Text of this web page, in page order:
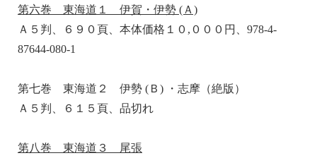
第六巻 東海道１ 伊賀・伊勢 (Ａ)
Ａ５判、６９０頁、本体価格１０,０００円、978-4-
87644-080-1
第七巻 東海道２ 伊勢 (Ｂ) ・志摩（絶版）
Ａ５判、６１５頁、品切れ
第八巻 東海道３ 尾張